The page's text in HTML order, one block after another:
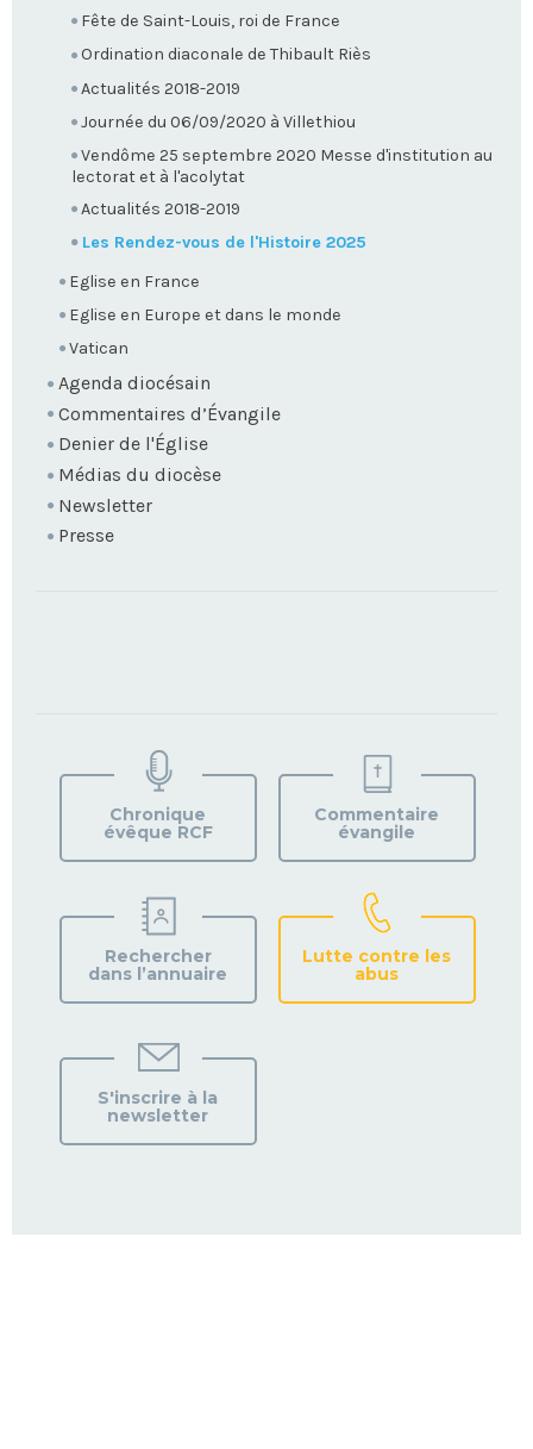
Fête de Saint-Louis, roi de France
Ordination diaconale de Thibault Riès
Actualités 2018-2019
Journée du 06/09/2020 à Villethiou
Vendôme 25 septembre 2020 Messe d'institution au
lectorat et à l'acolytat
Actualités 2018-2019
Les Rendez-vous de l'Histoire 2025
Eglise en France
Eglise en Europe et dans le monde
Vatican
Agenda diocésain
Commentaires d’Évangile
Denier de l'Église
Médias du diocèse
Newsletter
Presse
VOTRE
PAROISSE
Chronique
évêque RCF
Commentaire
évangile
Rechercher
dans l’annuaire
Lutte contre les
abus
S'inscrire à la
newsletter